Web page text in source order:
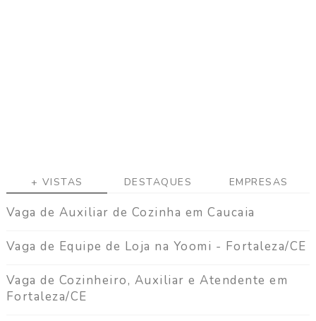
+ VISTAS DESTAQUES EMPRESAS
Vaga de Auxiliar de Cozinha em Caucaia
Vaga de Equipe de Loja na Yoomi - Fortaleza/CE
Vaga de Cozinheiro, Auxiliar e Atendente em
Fortaleza/CE